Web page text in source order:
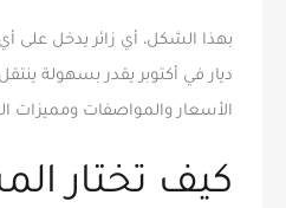
بهذا الشكل، أي زائر يدخل
ديار في أكتوبر يقدر بسهولة
الأسعار والمواصفات
كيف تختار